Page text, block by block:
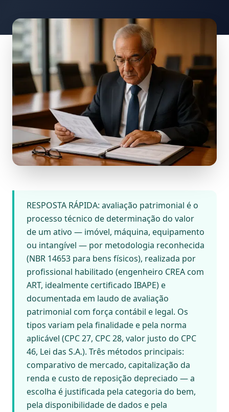
RESPOSTA RÁPIDA: avaliação patrimonial é o
processo técnico de determinação do valor
de um ativo — imóvel, máquina, equipamento
ou intangível — por metodologia reconhecida
(NBR 14653 para bens físicos), realizada por
profissional habilitado (engenheiro CREA com
ART, idealmente certificado IBAPE) e
documentada em laudo de avaliação
patrimonial com força contábil e legal. Os
tipos variam pela finalidade e pela norma
aplicável (CPC 27, CPC 28, valor justo do CPC
46, Lei das S.A.). Três métodos principais:
comparativo de mercado, capitalização da
renda e custo de reposição depreciado — a
escolha é justificada pela categoria do bem,
pela disponibilidade de dados e pela